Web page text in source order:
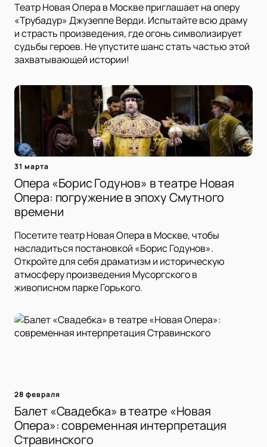
Театр Новая Опера в Москве приглашает на оперу
«Трубадур» Джузеппе Верди. Испытайте всю драму
и страсть произведения, где огонь символизирует
судьбы героев. Не упустите шанс стать частью этой
захватывающей истории!
31 марта
Опера «Борис Годунов» в театре Новая
Опера: погружение в эпоху Смутного
времени
Посетите театр Новая Опера в Москве, чтобы
насладиться постановкой «Борис Годунов».
Откройте для себя драматизм и историческую
атмосферу произведения Мусоргского в
живописном парке Горького.
28 февраля
Балет «Свадебка» в театре «Новая
Опера»: современная интерпретация
Стравинского